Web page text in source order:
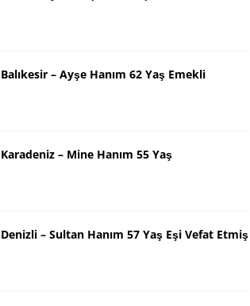
Balıkesir – Ayşe Hanım 62 Yaş Emekli
Karadeniz – Mine Hanım 55 Yaş
Denizli – Sultan Hanım 57 Yaş Eşi Vefat Etmiş